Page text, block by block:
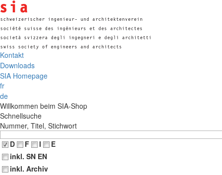
Kontakt
Downloads
SIA Homepage
fr
de
Willkommen beim SIA-Shop
Schnellsuche
Nummer, Titel, Stichwort
D
F I
E
inkl. SN EN
inkl. Archiv